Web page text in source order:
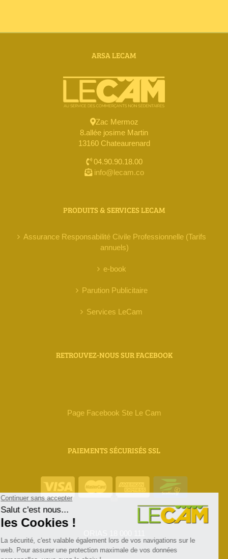
ARSA LECAM
Zac Mermoz
8.allée josime Martin
13160 Chateaurenard
04.90.90.18.00
info@lecam.co
PRODUITS & SERVICES LECAM
Assurance Responsabilité Civile Professionnelle (Tarifs
annuels)
e-book
Parution Publicitaire
Services LeCam
RETROUVEZ-NOUS SUR FACEBOOK
Page Facebook Ste Le Cam
PAIEMENTS SÉCURISÉS SSL